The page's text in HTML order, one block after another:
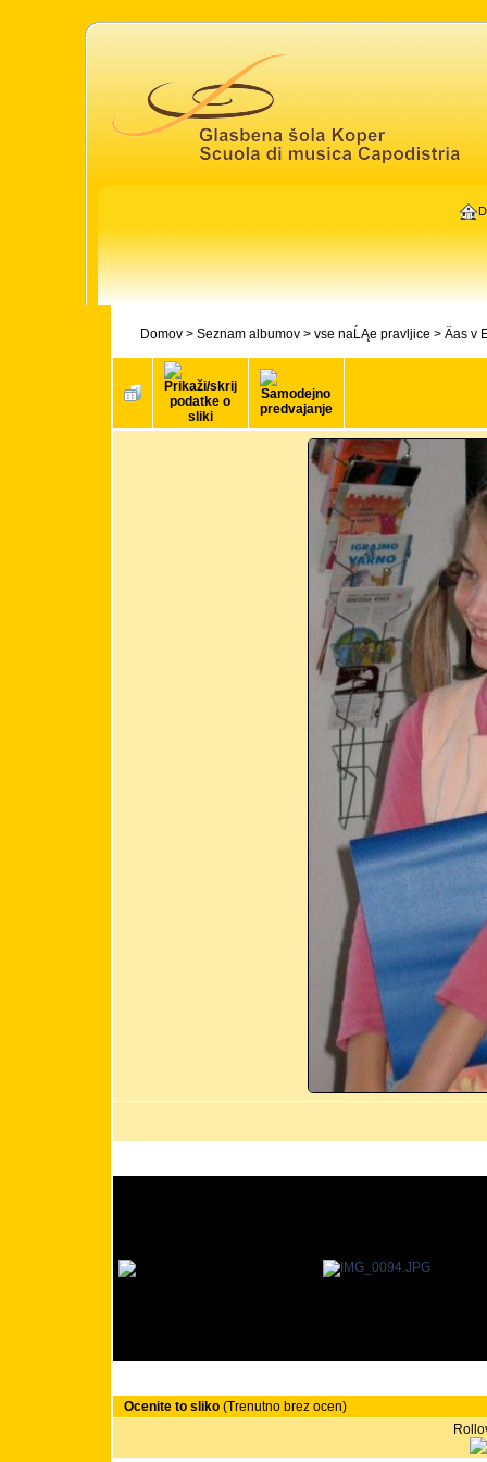
Domov> Seznam albumov> vse naĹĄe pravljice > Äas v
Ocenite to sliko(Trenutno brez ocen)